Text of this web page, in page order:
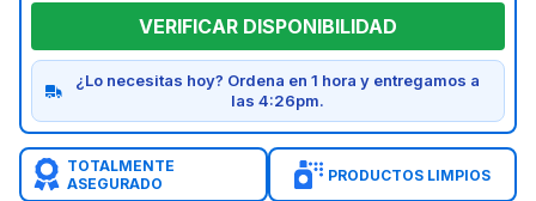
VERIFICAR DISPONIBILIDAD
¿Lo necesitas hoy? Ordena en 1 hora y entregamos a
las 4:26pm.
TOTALMENTE
ASEGURADO
PRODUCTOS LIMPIOS